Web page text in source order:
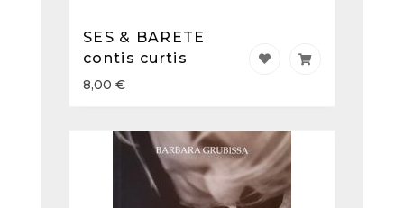
SES & BARETE
contis curtis
8,00 €